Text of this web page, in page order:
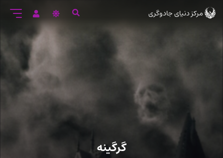
ورود
اصلی
مرکز دنیای جادوگری
گرگینه